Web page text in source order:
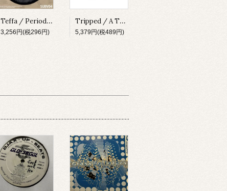
Teffa / Periodic Wave EP [SUBV04][2023]
3,256円(税296円)
Tripped / A Thing About Something [MADLP001][2023]
5,379円(税489円)